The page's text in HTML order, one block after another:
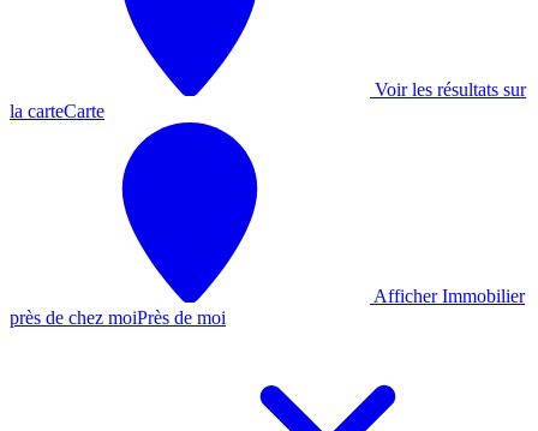
Voir les résultats sur
la carteCarte
Afficher Immobilier
près de chez moiPrès de moi